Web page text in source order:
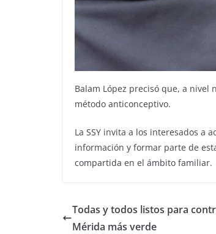
Balam López precisó que, a nivel
método anticonceptivo.
La SSY invita a los interesados a
información y formar parte de
compartida en el ámbito familiar.
Todas y todos listos para
Mérida más verde